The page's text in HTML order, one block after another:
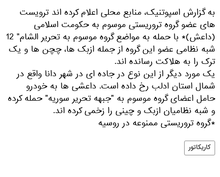
به گزارش اسپوتنیک، منابع محلی اعلام کرده اند ترویست
های عضو گروه تروریستی موسوم به حکومت اسلامی
(داعش)* با حمله به مواضع گروه موسوم به تحریر الشام" 12
شبه نظامی عضو این گروه از جمله ازبک ها، چچن ها و یک
ترک را به هلاکت رسانده اند.
یک مورد دیگر از این نوع در جاده ای در شهر دانا واقع در
شمال استان ادلب رخ داده است. داعشی ها به خودرو
حامل اعضای گروه موسوم به "جبهه تحریر سوریه" حمله کرده
و شبه نظامیان ازبک و چینی را زخمی کرده اند.
*گروه تروریستی ممنوعه در روسیه
کاریکاتور